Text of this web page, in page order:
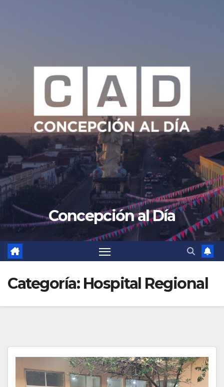
Concepción al Día
Categoría: Hospital Regional